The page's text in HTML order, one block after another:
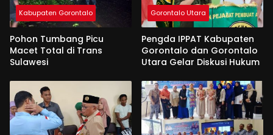
Kabupaten Gorontalo
Pohon Tumbang Picu
Macet Total di Trans
Sulawesi
Gorontalo Utara
Pengda IPPAT Kabupaten
Gorontalo dan Gorontalo
Utara Gelar Diskusi Hukum